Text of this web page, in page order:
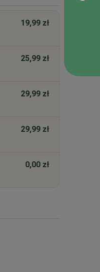
19,99 zł
25,99 zł
29,99 zł
29,99 zł
0,00 zł